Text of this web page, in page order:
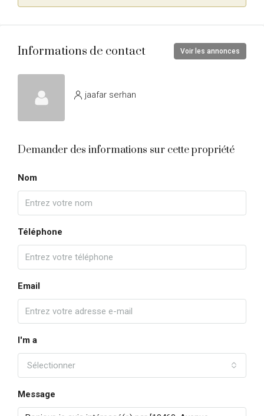
Informations de contact Voir les annonces
jaafar serhan
Demander des informations sur cette propriété
Nom
Téléphone
Email
I'm a
Sélectionner
Message